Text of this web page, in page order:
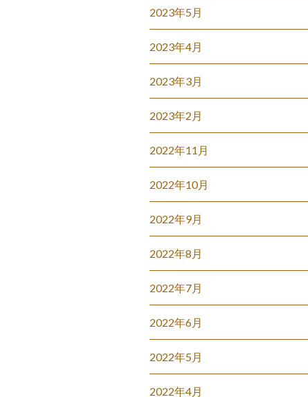
2023年5月
2023年4月
2023年3月
2023年2月
2022年11月
2022年10月
2022年9月
2022年8月
2022年7月
2022年6月
2022年5月
2022年4月